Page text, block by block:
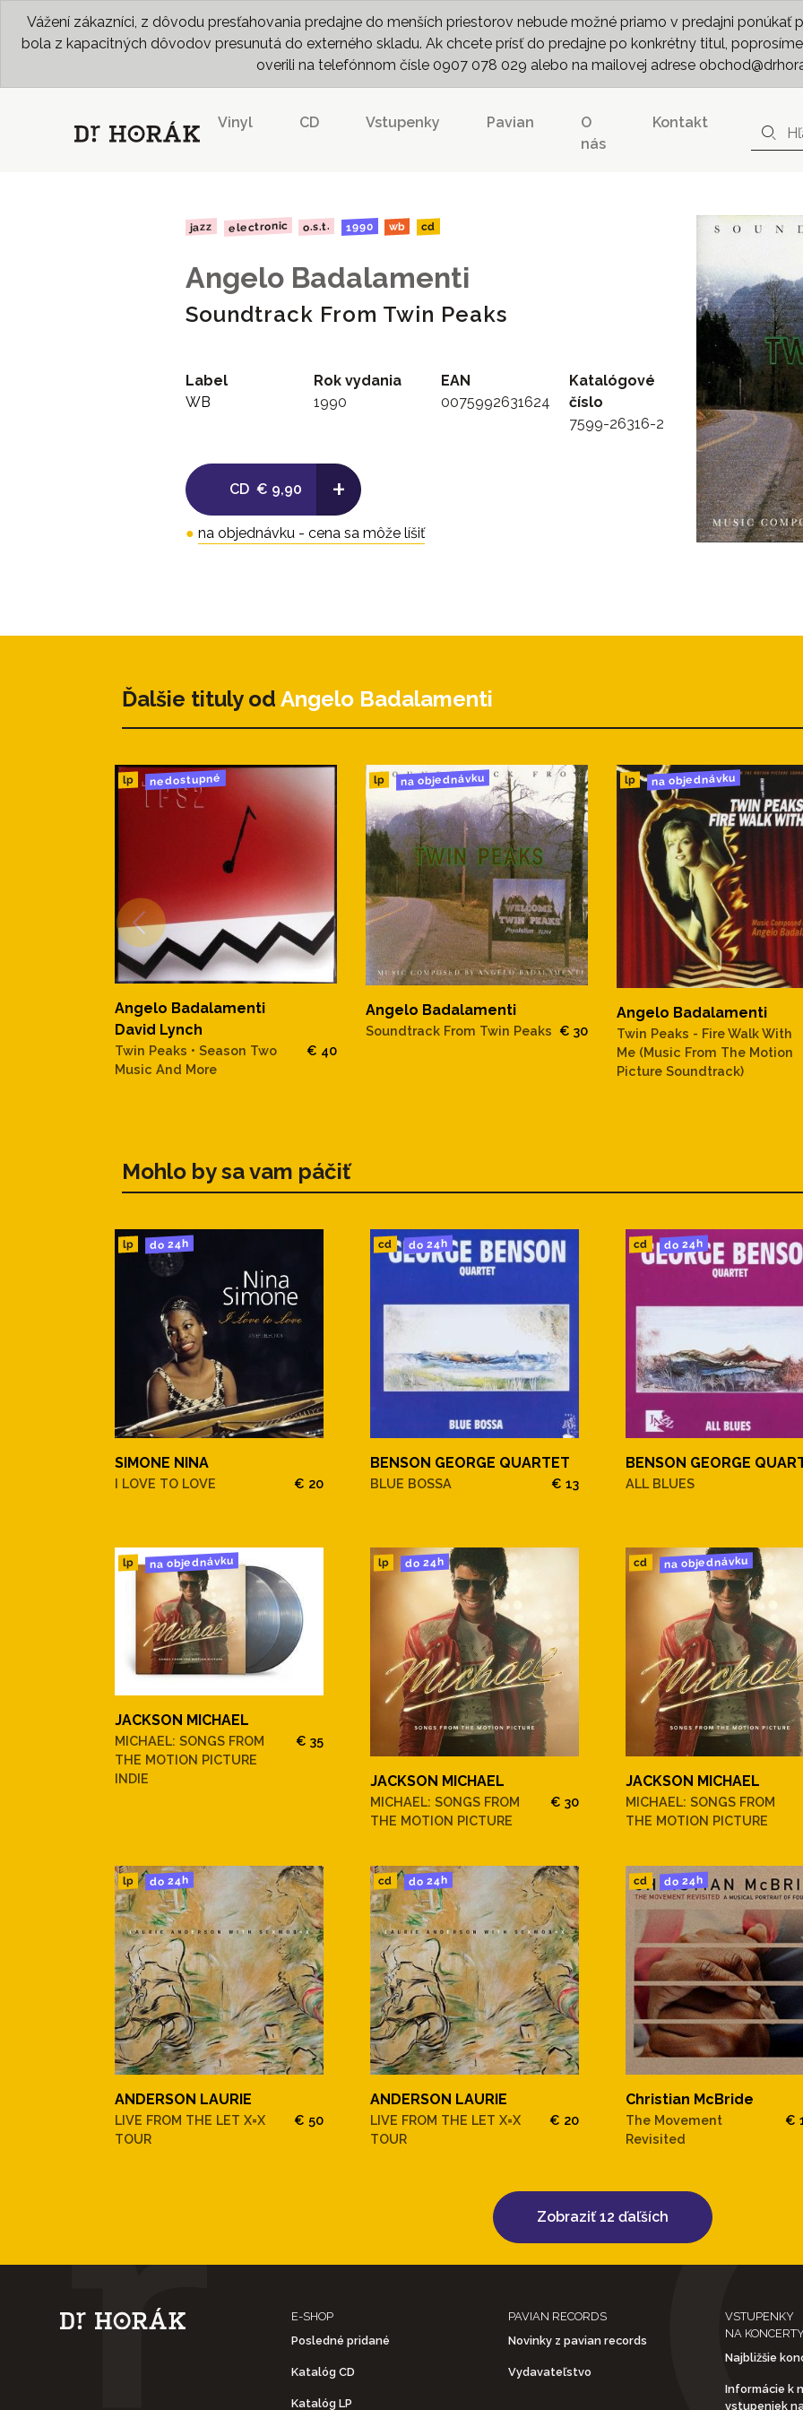
Vážení zákazníci, z dôvodu presťahovania predajne do menších priestorov nebude možné priamo v predajni
bola z kapacitných dôvodov presunutá do externého skladu. Ak chcete prísť do predajne po konkrétny titul,
overili na telefónnom čísle 0907 078 029 alebo na mailovej adrese
Vinyl CD Vstupenky Pavian
O
nás
Kontakt
jazz electronic o.s.t. 1990 wb cd
Angelo Badalamenti
Soundtrack From Twin Peaks
Label
WB
Rok vydania
1990
EAN
0075992631624
Katalógové
číslo
7599-26316-2
CD € 9,90 +
● na objednávku - cena sa môže líšiť
Ďalšie tituly od Angelo Badalamenti
lp nedostupné
Angelo Badalamenti
David Lynch
Twin Peaks • Season Two
Music And More
€ 40
lp na objednávku
Angelo Badalamenti
Soundtrack From Twin Peaks € 30
lp na objednávku
Angelo Badalamenti
Twin Peaks - Fire Walk With
Me (Music From The Motion
Picture Soundtrack)
Mohlo by sa vam páčiť
lp do 24h
SIMONE NINA
I LOVE TO LOVE € 20
cd do 24h
BENSON GEORGE QUARTET
BLUE BOSSA € 13
cd do 24h
BENSON GEORGE
ALL BLUES
lp na objednávku
JACKSON MICHAEL
MICHAEL: SONGS FROM
THE MOTION PICTURE
INDIE
€ 35
lp do 24h
JACKSON MICHAEL
MICHAEL: SONGS FROM
THE MOTION PICTURE
€ 30
cd na objednávku
JACKSON MICHAEL
MICHAEL: SONGS FROM
THE MOTION PICTURE
lp do 24h
ANDERSON LAURIE
LIVE FROM THE LET X=X
TOUR
€ 50
cd do 24h
ANDERSON LAURIE
LIVE FROM THE LET X=X
TOUR
€ 20
cd do 24h
Christian McBride
The Movement
Revisited
€
Zobraziť 12 ďaľších
E-SHOP
Posledné pridané
Katalóg CD
Katalóg LP
PAVIAN RECORDS
Novinky z pavian records
Vydavateľstvo
VSTUPENKY
NA
Najbližšie
Informácie k
vstupeniek